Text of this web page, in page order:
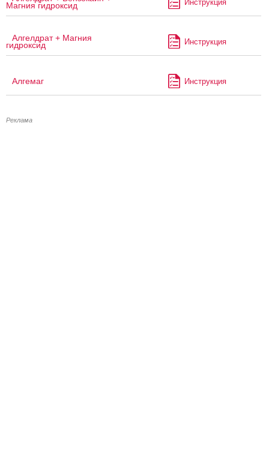
Магния гидроксид Инструкция
Алгелдрат + Магния
гидроксид Инструкция
Алгемаг Инструкция
Реклама